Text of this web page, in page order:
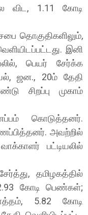
விட, 1.11 கோடி
தொகுதிகளிலும்,
இனி
பெயர் சேர்க்க
ஜன., 20ம் தேதி
சிறப்பு முகாம்
கொடுத்தனர்.
அவற்றில்
பட்டியலில்
தமிழகத்தில்
கோடி பெண்கள்;
5.82 கோடி